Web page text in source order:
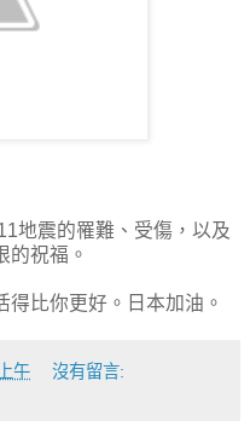
地震的罹難、受傷，以及
的祝福。
比你更好。日本加油。
午 沒有留言: